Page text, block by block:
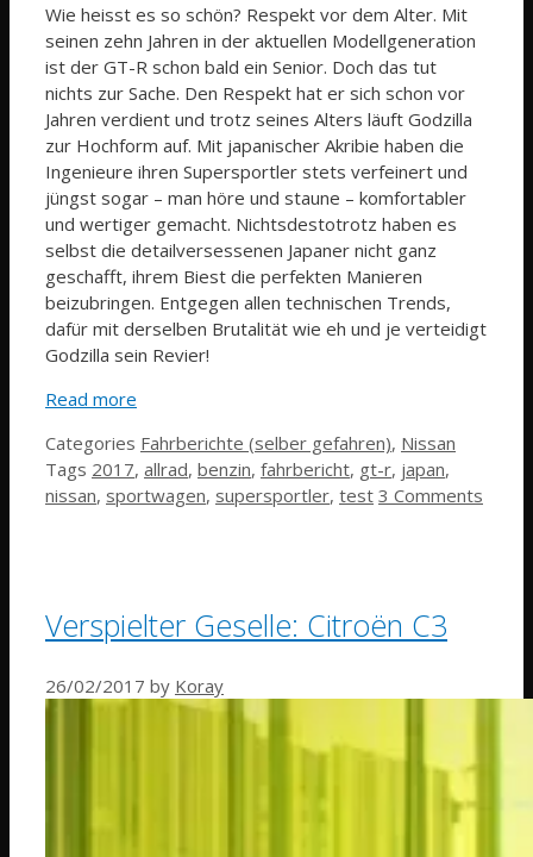
Wie heisst es so schön? Respekt vor dem Alter. Mit
seinen zehn Jahren in der aktuellen Modellgeneration
ist der GT-R schon bald ein Senior. Doch das tut
nichts zur Sache. Den Respekt hat er sich schon vor
Jahren verdient und trotz seines Alters läuft Godzilla
zur Hochform auf. Mit japanischer Akribie haben die
Ingenieure ihren Supersportler stets verfeinert und
jüngst sogar – man höre und staune – komfortabler
und wertiger gemacht. Nichtsdestotrotz haben es
selbst die detailversessenen Japaner nicht ganz
geschafft, ihrem Biest die perfekten Manieren
beizubringen. Entgegen allen technischen Trends,
dafür mit derselben Brutalität wie eh und je verteidigt
Godzilla sein Revier!
Read more
Categories Fahrberichte (selber gefahren), Nissan
Tags 2017, allrad, benzin, fahrbericht, gt-r, japan,
nissan, sportwagen, supersportler, test 3 Comments
Verspielter Geselle: Citroën C3
26/02/2017 by Koray